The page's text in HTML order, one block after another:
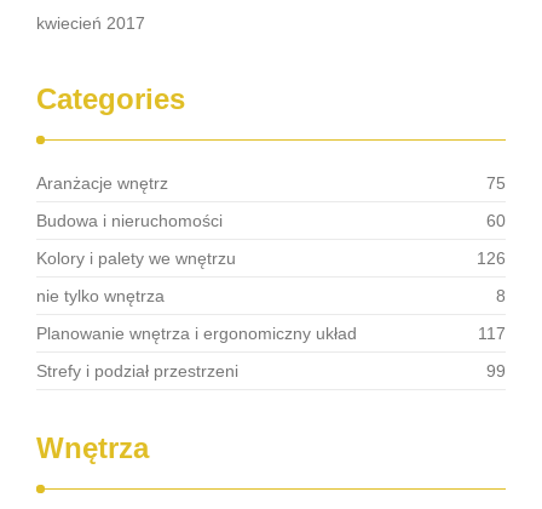
kwiecień 2017
Categories
Aranżacje wnętrz
75
Budowa i nieruchomości
60
Kolory i palety we wnętrzu
126
nie tylko wnętrza
8
Planowanie wnętrza i ergonomiczny układ
117
Strefy i podział przestrzeni
99
Wnętrza